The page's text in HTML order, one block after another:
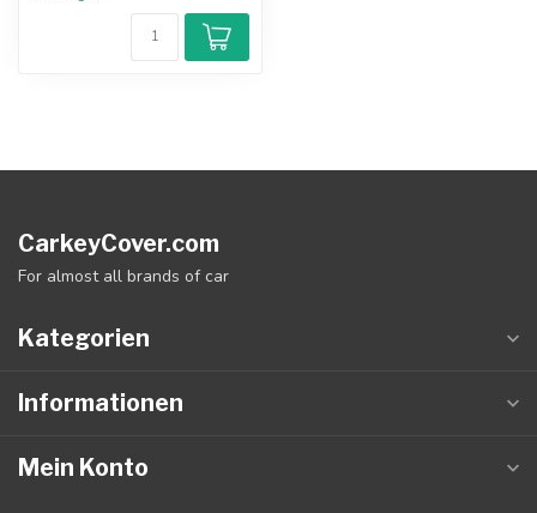
CarkeyCover.com
For almost all brands of car
Kategorien
Informationen
Mein Konto